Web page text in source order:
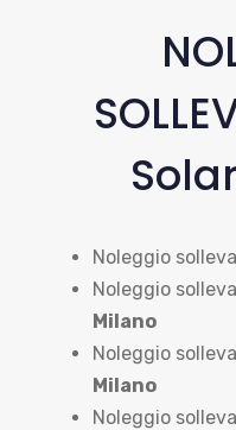
Noleggio
Noleggio
Milano
Noleggio
Milano
Noleggio